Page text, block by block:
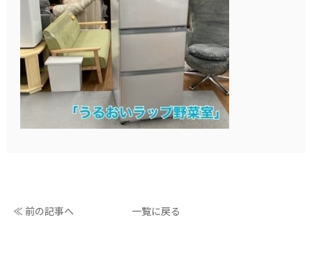
≪ 前の記事へ 一覧に戻る